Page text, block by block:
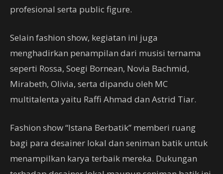
profesional serta public figure.
Selain fashion show, kegiatan ini juga
menghadirkan penampilan dari musisi ternama
seperti Rossa, Soegi Bornean, Novia Bachmid,
Mirabeth, Olivia, serta dipandu oleh MC
multitalenta yaitu Raffi Ahmad dan Astrid Tiar.
Fashion show “Istana Berbatik” memberi ruang
bagi para desainer lokal dan seniman batik untuk
menampilkan karya terbaik mereka. Dukungan